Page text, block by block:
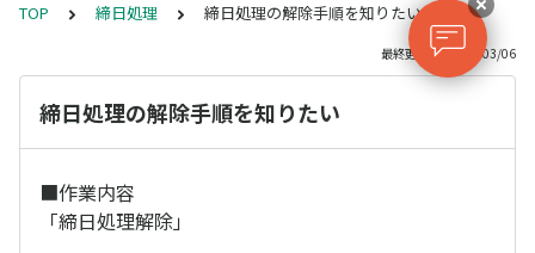
TOP 締日処理 締日処理の解除手順を知りたい
最終更新日 : 2025/03/06
締日処理の解除手順を知りたい
■作業内容
「締日処理解除」